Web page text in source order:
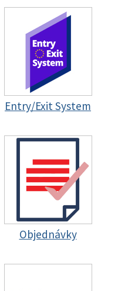
Entry/Exit System
Objednávky